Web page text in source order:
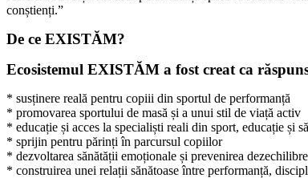
conștienți.”
De ce EXISTĂM?
Ecosistemul EXISTĂM a fost creat ca
* susținere reală pentru copiii din sportul de performanță
* promovarea sportului de masă și a unui stil de viață activ
* educație și acces la specialiști reali din sport, educație și
* sprijin pentru părinți în parcursul copiilor
* dezvoltarea sănătății emoționale și prevenirea
* construirea unei relații sănătoase între performanță,